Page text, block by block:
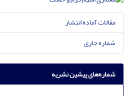
مقالات آماده انتشار
شماره جاری
شماره‌های پیشین نشریه